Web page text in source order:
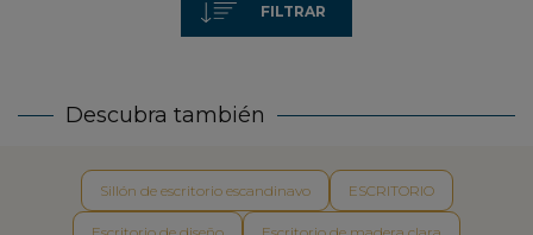
FILTRAR
Descubra también
Sillón de escritorio escandinavo ESCRITORIO